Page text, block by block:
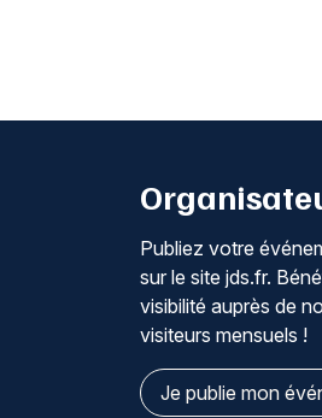
Publiez votre
sur le site jds.fr.
visibilité auprès de
visiteurs mensuels !
Je publie mon